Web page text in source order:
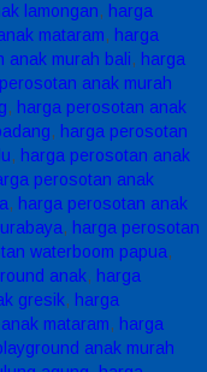
lamongan, harga
mataram, harga
anak murah bali, harga
anak murah
, harga perosotan anak
, harga perosotan
, harga perosotan anak
perosotan anak
, harga perosotan anak
, harga perosotan
waterboom papua,
anak, harga
gresik, harga
mataram, harga
anak murah